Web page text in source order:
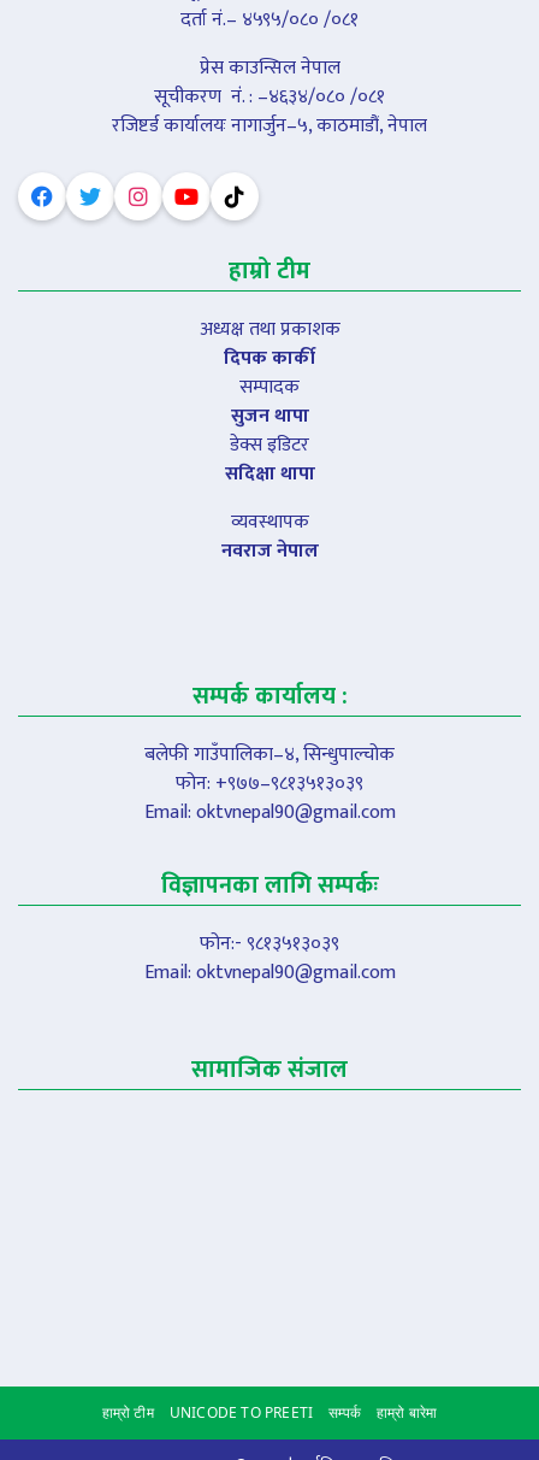
दर्ता नं.– ४५९५/०८० /०८१
प्रेस काउन्सिल नेपाल
सूचीकरण नंं. : –४६३४/०८० /०८१
रजिष्टर्ड कार्यालयः नागार्जुन–५, काठमाडौं, नेपाल
हाम्रो टीम
अध्यक्ष तथा प्रकाशक
दिपक कार्की
सम्पादक
सुजन थापा
डेक्स इडिटर
सदिक्षा थापा
व्यवस्थापक
नवराज नेपाल
सम्पर्क कार्यालय :
बलेफी गाउँपालिका–४, सिन्धुपाल्चोक
फोन: +९७७–९८१३५१३०३९
Email:oktvnepal90@gmail.com
विज्ञापनका लागि सम्पर्कः
फोन:- ९८१३५१३०३९
Email:oktvnepal90@gmail.com
सामाजिक संजाल
हाम्रो टीम UNICODE TO PREETI सम्पर्क हाम्रो बारेमा